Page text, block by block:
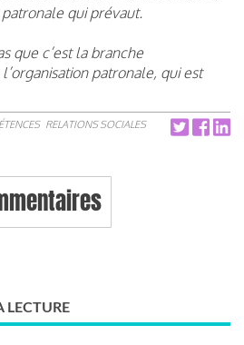
patronale qui prévaut.
que c’est la branche
patronale, qui est
RELATIONS SOCIALES
LECTURE